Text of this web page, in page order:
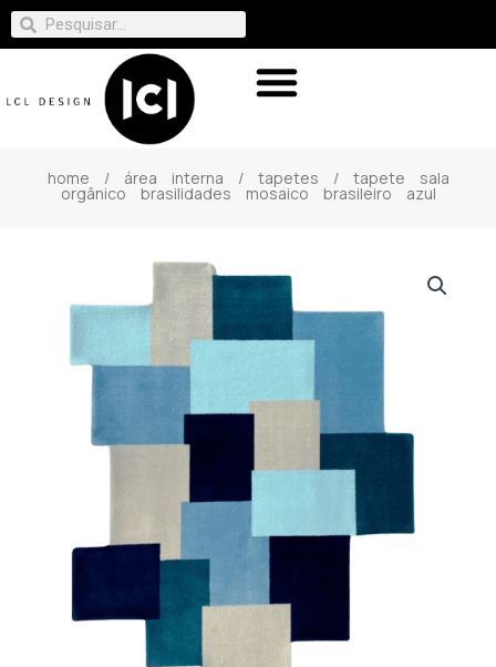
home / área interna / tapetes / tapete sala
orgânico brasilidades mosaico brasileiro azul